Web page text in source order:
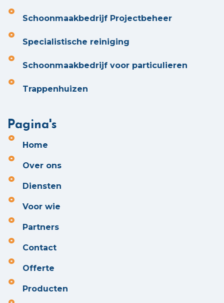
Schoonmaakbedrijf Projectbeheer
Specialistische reiniging
Schoonmaakbedrijf voor particulieren
Trappenhuizen
Pagina's
Home
Over ons
Diensten
Voor wie
Partners
Contact
Offerte
Producten